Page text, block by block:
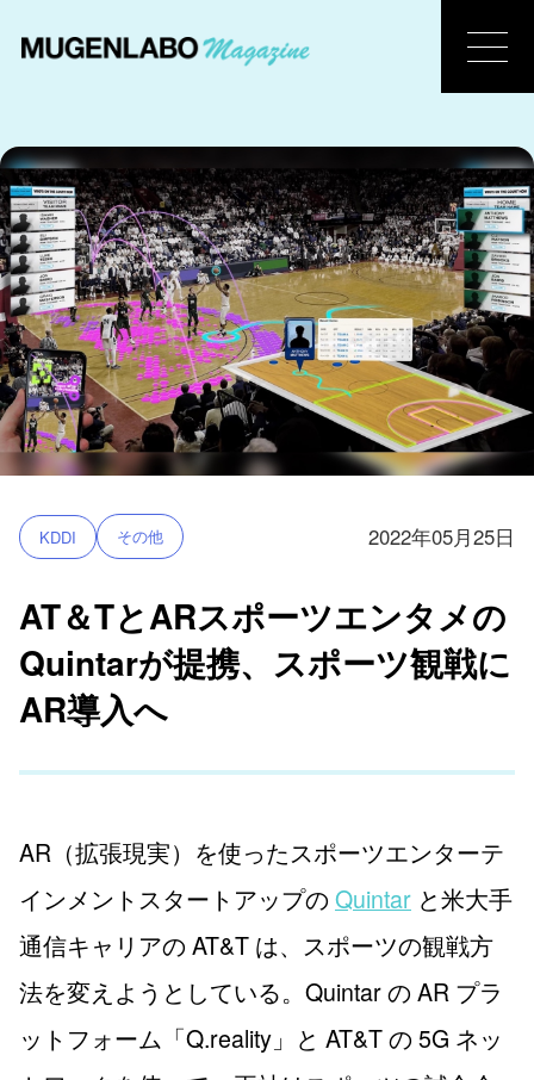
KDDI その他 2022年05月25日
AT＆TとARスポーツエンタメの
Quintarが提携、スポーツ観戦に
AR導入へ
AR（拡張現実）を使ったスポーツエンターテ
インメントスタートアップの Quintar と米大手
通信キャリアの AT&T は、スポーツの観戦方
法を変えようとしている。Quintar の AR プラ
ットフォーム「Q.reality」と AT&T の 5G ネッ